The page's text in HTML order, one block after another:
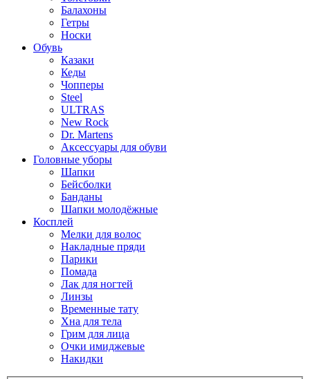
Балахоны
Гетры
Носки
Обувь
Казаки
Кеды
Чопперы
Steel
ULTRAS
New Rock
Dr. Martens
Аксессуары для обуви
Головные уборы
Шапки
Бейсболки
Банданы
Шапки молодёжные
Косплей
Мелки для волос
Накладные пряди
Парики
Помада
Лак для ногтей
Линзы
Временные тату
Хна для тела
Грим для лица
Очки имиджевые
Накидки